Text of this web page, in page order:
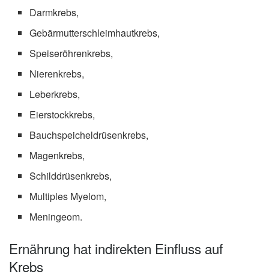
Darmkrebs,
Gebärmutterschleimhautkrebs,
Speiseröhrenkrebs,
Nierenkrebs,
Leberkrebs,
Eierstockkrebs,
Bauchspeicheldrüsenkrebs,
Magenkrebs,
Schilddrüsenkrebs,
Multiples Myelom,
Meningeom.
Ernährung hat indirekten Einfluss auf
Krebs